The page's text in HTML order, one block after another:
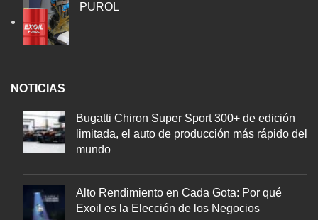
PUROL
NOTICIAS
Bugatti Chiron Super Sport 300+ de edición
limitada, el auto de producción más rápido del
mundo
Alto Rendimiento en Cada Gota: Por qué
Exoil es la Elección de los Negocios